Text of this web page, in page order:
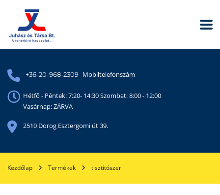
+36-20-968-2309 Mobiltelefonszám
Hétfő - Péntek: 7:20- 14:30 Szombat: 8:00 - 12:00
Vasárnap: ZÁRVA
2510 Dorog Esztergomi út 39.
Kezdőlap Termékek tisztítószer